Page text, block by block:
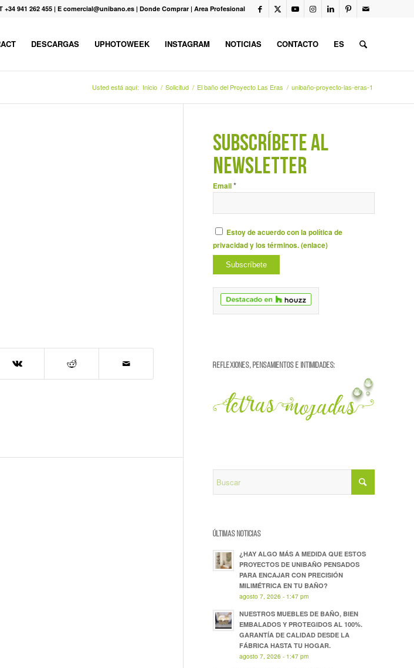
+34 941 262 455 | E comercial@unibano.es | Donde Comprar | Area Profesional
DESCARGAS UPHOTOWEEK INSTAGRAM NOTICIAS CONTACTO ES
Usted está aquí: Inicio / Solicitud / El baño del Proyecto Las Eras / unibaño-proyecto-las-eras-1
SUBSCRÍBETE AL
NEWSLETTER
Email*
Estoy de acuerdo con la política de
privacidad y los términos. (enlace)
REFLEXIONES, PENSAMIENTOS E INTIMIDADES:
ÚLTIMAS NOTICIAS
¿HAY ALGO MÁS A MEDIDA QUE ESTOS
PROYECTOS DE UNIBAÑO PENSADOS
PARA ENCAJAR CON PRECISIÓN
MILIMÉTRICA EN TU BAÑO?
agosto 7, 2026 - 1:47 pm
NUESTROS MUEBLES DE BAÑO, BIEN
EMBALADOS Y PROTEGIDOS AL 100%.
GARANTÍA DE CALIDAD DESDE LA
FÁBRICA HASTA TU HOGAR.
agosto 7, 2026 - 1:47 pm